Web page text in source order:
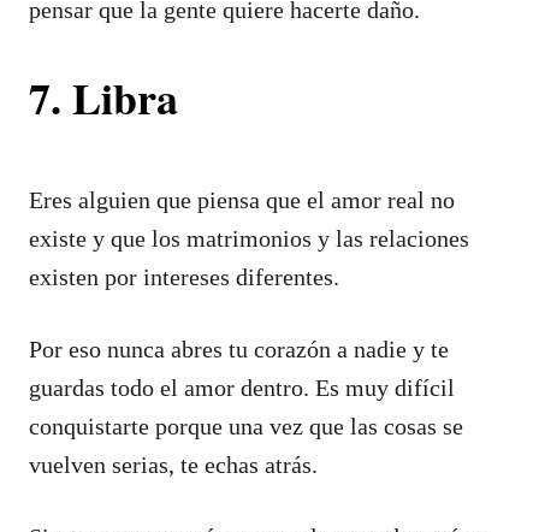
pensar que la gente quiere hacerte daño.
7. Libra
Eres alguien que piensa que el amor real no
existe y que los matrimonios y las relaciones
existen por intereses diferentes.
Por eso nunca abres tu corazón a nadie y te
guardas todo el amor dentro. Es muy difícil
conquistarte porque una vez que las cosas se
vuelven serias, te echas atrás.